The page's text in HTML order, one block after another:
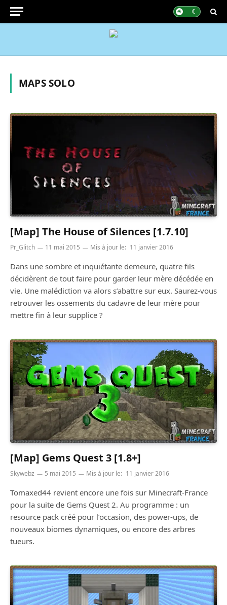
MAPS SOLO
[Map] The House of Silences [1.7.10]
Pr_Glitch 11 mai 2015 Mis à jour le: 11 janvier 2016
Dans une sombre et inquiétante demeure, quatre fils
décidèrent de tout faire pour garder leur mère décédée en
vie. Une malédiction va alors s’abattre sur eux. Saurez-vous
retrouver les ossements du cadavre de leur mère pour
mettre fin à leur supplice ?
[Map] Gems Quest 3 [1.8+]
Skywebz 5 mai 2015 Mis à jour le: 11 janvier 2016
Tomaxed44 revient encore une fois sur Minecraft-France
pour la suite de Gems Quest 2. Au programme : un
resource pack créé pour l’occasion, des power-ups, de
nouveaux biomes dynamiques, ou encore des arbres
tueurs.